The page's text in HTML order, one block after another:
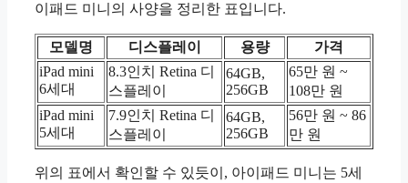
이패드 미니의 사양을 정리한 표입니다.
모델명 디스플레이 용량
가격
iPad mini
6세대
8.3인치 Retina 디
스플레이
64GB,
256GB
65만 원 ~
108만 원
iPad mini
5세대
7.9인치 Retina 디
스플레이
64GB,
256GB
56만 원 ~ 86
만 원
위의 표에서 확인할 수 있듯이, 아이패드 미니는 5세